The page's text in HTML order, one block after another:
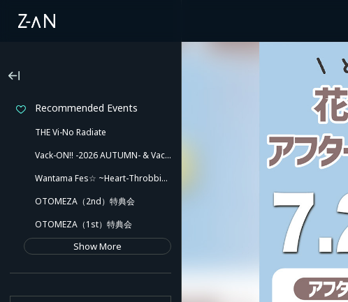
Recommended Events
THE Vi-No Radiate
Vack-ON!! -2026 AUTUMN- & Vack-ON!! -Blink side-
Wantama Fes☆ ~Heart-Throbbing! Inuyama Tamaki and Her Pleasant Friends!! There Might Even Be a Slip!~
OTOMEZA（2nd）特典会
OTOMEZA（1st）特典会
Show More